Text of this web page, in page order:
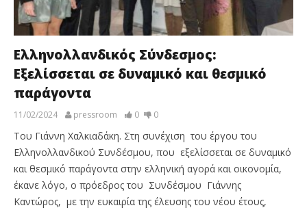
Ελληνολλανδικός Σύνδεσμος:
Εξελίσσεται σε δυναμικό και θεσμικό
παράγοντα
11/02/2024 pressroom 0 0
Του Γιάννη Χαλκιαδάκη. Στη συνέχιση του έργου του
Ελληνολλανδικού Συνδέσμου, που εξελίσσεται σε δυναμικό
και θεσμικό παράγοντα στην ελληνική αγορά και οικονομία,
έκανε λόγο, ο πρόεδρος του Συνδέσμου Γιάννης
Καντώρος, με την ευκαιρία της έλευσης του νέου έτους,